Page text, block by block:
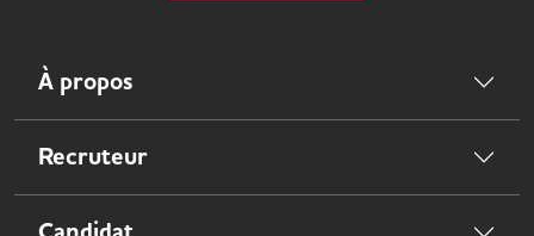
À propos
Recruteur